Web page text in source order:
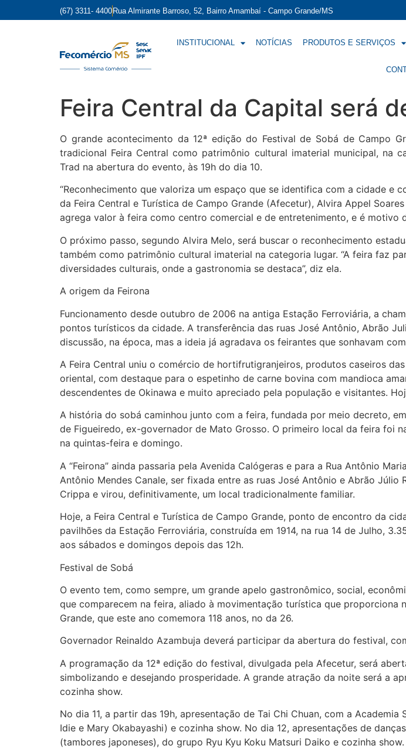
(67) 3311- 4400 Rua Almirante Barroso, 52, Bairro Amambaí - Campo Grande/MS
INSTITUCIONAL NOTÍCIAS PRODUTOS E SERVIÇOS
Feira Central da Capital será
O grande acontecimento da 12ª edição do Festival de Sobá de Campo
tradicional Feira Central como patrimônio cultural imaterial municipal, na
Trad na abertura do evento, às 19h do dia 10.
“Reconhecimento que valoriza um espaço que se identifica com a cidade e
da Feira Central e Turística de Campo Grande (Afecetur), Alvira Appel
agrega valor à feira como centro comercial e de entretenimento, e é motivo
O próximo passo, segundo Alvira Melo, será buscar o reconhecimento
também como patrimônio cultural imaterial na categoria lugar. “A feira faz
diversidades culturais, onde a gastronomia se destaca”, diz ela.
A origem da Feirona
Funcionamento desde outubro de 2006 na antiga Estação Ferroviária, a
pontos turísticos da cidade. A transferência das ruas José Antônio, Abrão
discussão, na época, mas a ideia já agradava os feirantes que sonhavam
A Feira Central uniu o comércio de hortifrutigranjeiros, produtos caseiros
oriental, com destaque para o espetinho de carne bovina com mandioca
descendentes de Okinawa e muito apreciado pela população e visitantes.
A história do sobá caminhou junto com a feira, fundada por meio decreto,
de Figueiredo, ex-governador de Mato Grosso. O primeiro local da feira foi
na quintas-feira e domingo.
A “Feirona” ainda passaria pela Avenida Calógeras e para a Rua Antônio
Antônio Mendes Canale, ser fixada entre as ruas José Antônio e Abrão
Crippa e virou, definitivamente, um local tradicionalmente familiar.
Hoje, a Feira Central e Turística de Campo Grande, ponto de encontro da
pavilhões da Estação Ferroviária, construída em 1914, na rua 14 de Julho,
aos sábados e domingos depois das 12h.
Festival de Sobá
O evento tem, como sempre, um grande apelo gastronômico, social,
que comparecem na feira, aliado à movimentação turística que
Grande, que este ano comemora 118 anos, no da 26.
Governador Reinaldo Azambuja deverá participar da abertura do festival,
A programação da 12ª edição do festival, divulgada pela Afecetur, será
simbolizando e desejando prosperidade. A grande atração da noite será a
cozinha show.
No dia 11, a partir das 19h, apresentação de Tai Chi Chuan, com a
Idie e Mary Okabayashi) e cozinha show. No dia 12, apresentações de
(tambores japoneses), do grupo Ryu Kyu Koku Matsuri Daiko e cozinha show.